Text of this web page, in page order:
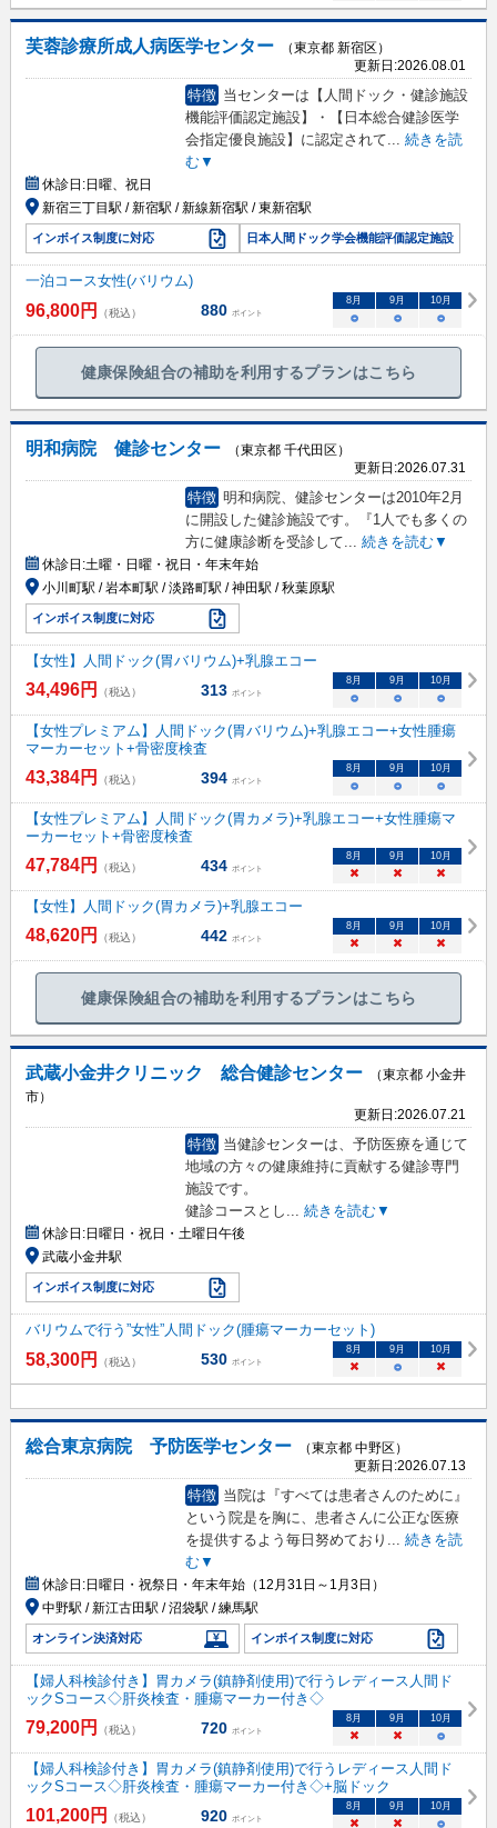
芙蓉診療所成人病医学センター
（東京都 新宿区）
更新日:2026.08.01
特徴 当センターは【人間ドック・健診施設
機能評価認定施設】・【日本総合健診医学
会指定優良施設】に認定されて... 続きを読
む▼
休診日:日曜、祝日
新宿三丁目駅 / 新宿駅 / 新線新宿駅 / 東新宿駅
インボイス制度に対応 日本人間ドック学会機能評価認定施設
一泊コース女性(バリウム)
96,800円 （税込） 880 ポイント
8月 9月 10月
○ ○ ○
健康保険組合の補助を利用するプランはこちら
明和病院 健診センター
（東京都 千代田区）
更新日:2026.07.31
特徴 明和病院、健診センターは2010年2月
に開設した健診施設です。『1人でも多くの
方に健康診断を受診して
続きを読む▼
休診日:土曜・日曜・祝日・年末年始
小川町駅 / 岩本町駅 / 淡路町駅 / 神田駅 / 秋葉原駅
インボイス制度に対応
【女性】人間ドック(胃バリウム)+乳腺エコー
34,496円 （税込） 313 ポイント
8 月 9 月 10月
○ ○ ○
【女性プレミアム】人間ドック(胃バリウム)+乳腺エコー+女性腫瘍
マーカーセット+骨密度検査
43,384円 （税込） 394 ポイント
8 月 9 月 10月
○ ○ ○
【女性プレミアム】人間ドック(胃カメラ)+乳腺エコー+女性腫瘍マ
ーカーセット+骨密度検査
47,784円 （税込） 434 ポイント
8 月 9 月 10月
× × ×
【女性】人間ドック(胃カメラ)+乳腺エコー
48,620円 （税込） 442 ポイント
8 月 9 月 10月
× × ×
健康保険組合の補助を利用するプランはこちら
武蔵小金井クリニック 総合健診センター
（東京都 小金井
市）
更新日:2026.07.21
特徴 当健診センターは、予防医療を通じて
地域の方々の健康維持に貢献する健診専門
施設です。
健診コースとし ... 続きを読む▼
休診日:日曜日・祝日・土曜日午後
武蔵小金井駅
インボイス制度に対応
バリウムで行う”女性”人間ドック(腫瘍マーカーセット)
58,300円 （税込） 530 ポイント
8月 9月 10月
× ○ ×
総合東京病院 予防医学センター
（東京都 中野区）
更新日:2026.07.13
特徴 当院は『すべては患者さんのために』
という院是を胸に、患者さんに公正な医療
を提供するよう毎日努めており
続きを読
む▼
休診日:日曜日・祝祭日・年末年始（12月31日～1月3日）
中野駅 / 新江古田駅 / 沼袋駅 / 練馬駅
オンライン決済対応 インボイス制度に対応
【婦人科検診付き】胃カメラ(鎮静剤使用)で行うレディース人間ド
ックSコース◇肝炎検査・腫瘍マーカー付き◇
79,200円 （税込） 720 ポイント
8 月 9 月 10月
× × ○
【婦人科検診付き】胃カメラ(鎮静剤使用)で行うレディース人間ド
ックSコース◇肝炎検査・腫瘍マーカー付き◇+脳ドック
101,200円 （税込） 920 ポイント
8 月 9 月 10月
× × ○